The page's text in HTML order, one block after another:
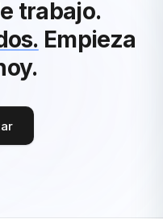
trabajo.
Empieza